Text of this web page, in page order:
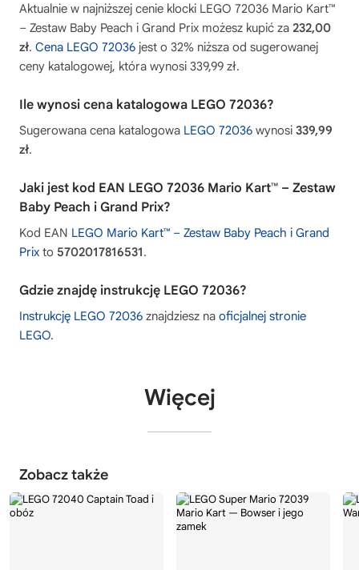
Aktualnie w najniższej cenie klocki LEGO 72036 Mario Kart™
– Zestaw Baby Peach i Grand Prix możesz kupić za 232,00
zł. Cena LEGO 72036 jest o 32% niższa od sugerowanej
ceny katalogowej, która wynosi 339,99 zł.
Ile wynosi cena katalogowa LEGO 72036?
Sugerowana cena katalogowa LEGO 72036 wynosi 339,99
zł.
Jaki jest kod EAN LEGO 72036 Mario Kart™ – Zestaw
Baby Peach i Grand Prix?
Kod EAN LEGO Mario Kart™ – Zestaw Baby Peach i Grand
Prix to 5702017816531.
Gdzie znajdę instrukcję LEGO 72036?
Instrukcję LEGO 72036 znajdziesz na oficjalnej stronie
LEGO.
Więcej
Zobacz także